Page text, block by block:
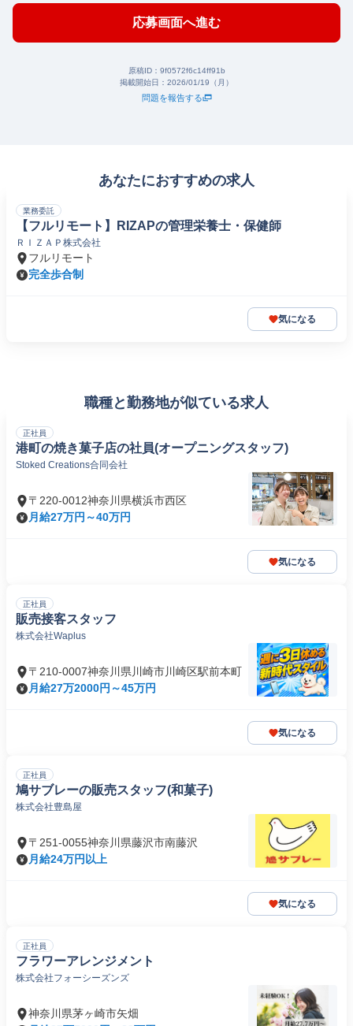
応募画面へ進む
原稿ID： 9f0572f6c14ff91b
掲載開始日： 2026/01/19（月）
問題を報告する
あなたにおすすめの求人
業務委託
【フルリモート】RIZAPの管理栄養士・保健師
ＲＩＺＡＰ株式会社
フルリモート
完全歩合制
気になる
職種と勤務地が似ている求人
正社員
港町の焼き菓子店の社員(オープニングスタッフ)
Stoked Creations合同会社
〒220-0012神奈川県横浜市西区
月給27万円～40万円
気になる
正社員
販売接客スタッフ
株式会社Waplus
〒210-0007神奈川県川崎市川崎区駅前本町
月給27万2000円～45万円
気になる
正社員
鳩サブレーの販売スタッフ(和菓子)
株式会社豊島屋
〒251-0055神奈川県藤沢市南藤沢
月給24万円以上
気になる
正社員
フラワーアレンジメント
株式会社フォーシーズンズ
神奈川県茅ヶ崎市矢畑